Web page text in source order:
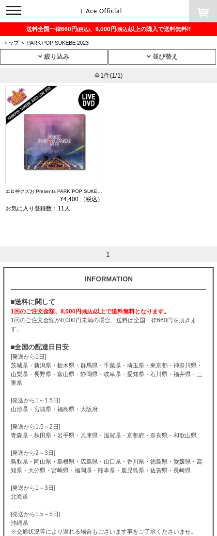
toggle
navigation
t-Ace Official
送料全国一律660円(税込)、8,000円(税込)以上の購入で送料無料!!
トップ ＞ PARK POP SUKEBE 2023
絞り込み 並び替え
全1件(1/1)
¥4,400 （税込）
お気に入り登録数：11人
1
INFORMATION
■送料に関して
1回のご注文金額、8,000円(税込)以上で送料無料となります。
1回のご注文金額が8,000円未満の場合、送料は全国一律660円を頂きま
す。
■全国の配達日目安
[発送から1日]
茨城県・新潟県・栃木県・群馬県・千葉県・埼玉県・東京都・神奈川県・
山梨県・長野県・富山県・静岡県・岐阜県・愛知県・石川県・福井県・三
重県
[発送から1～1.5日]
山形県・宮城県・福島県・大阪府
[発送から1.5～2日]
青森県・秋田県・岩手県・兵庫県・滋賀県・京都府・奈良県・和歌山県
[発送から2～3日]
鳥取県・岡山県・島根県・広島県・山口県・香川県・徳島県・愛媛県・高
知県・大分県・宮崎県・福岡県・熊本県・鹿児島県・佐賀県・長崎県
[発送から1～3日]
北海道
[発送から1.5～5日]
沖縄県
※交通状況等により遅れる場合もございます事をご了承くださいませ。